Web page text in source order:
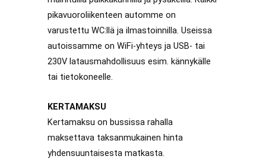
pikavuoroliikenteen automme on
varustettu WC:llä ja ilmastoinnilla. Useissa
autoissamme on WiFi-yhteys ja USB- tai
230V latausmahdollisuus esim. kännykälle
tai tietokoneelle.
KERTAMAKSU
Kertamaksu on bussissa rahalla
maksettava taksanmukainen hinta
yhdensuuntaisesta matkasta.